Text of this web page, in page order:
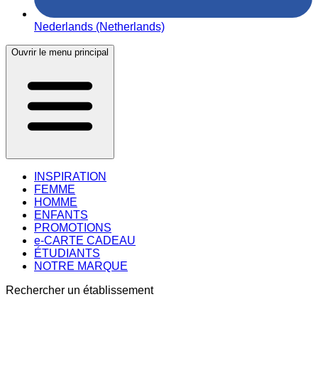
Nederlands (Netherlands)
Ouvrir le menu principal
INSPIRATION
FEMME
HOMME
ENFANTS
PROMOTIONS
e-CARTE CADEAU
ÉTUDIANTS
NOTRE MARQUE
Rechercher un établissement